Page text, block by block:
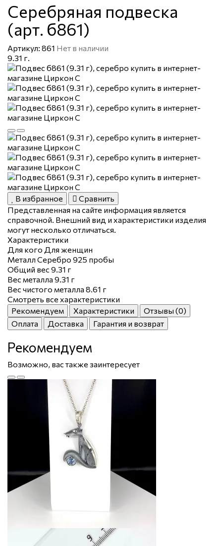
Серебряная подвеска
(арт. б861)
Артикул: 861 Нет в наличии
9.31 г.
В избранное
Сравнить
Представленная на сайте информация является
справочной. Внешний вид и характеристики изделия
могут несколько отличаться.
Характеристики
Для кого Для женщин
Металл Серебро 925 пробы
Общий вес 9.31 г
Вес металла 9.31 г
Вес чистого металла 8.61 г
Смотреть все характеристики
Рекомендуем
Характеристики
Отзывы (0)
Оплата
Доставка Гарантия и возврат
Рекомендуем
Возможно, вас также заинтересует